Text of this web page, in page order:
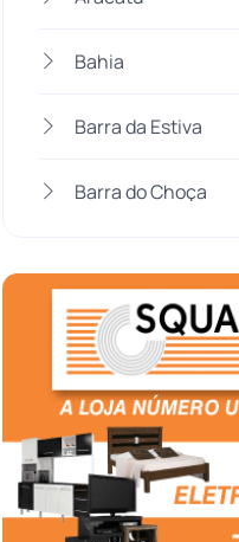
Bahia
Barra da Estiva
Barra do Choça
Bom Jesus da Lapa
Boquira
Botuporã
Brasil